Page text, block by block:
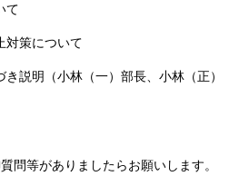
て
策について
明（小林（一）部長、小林（正）
等がありましたらお願いします。